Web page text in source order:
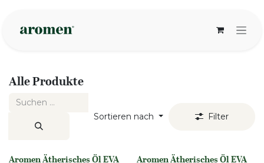
Alle Produkte
Sortieren nach Filter
Aromen Ätherisches Öl EVA Aromen Ätherisches Öl EVA